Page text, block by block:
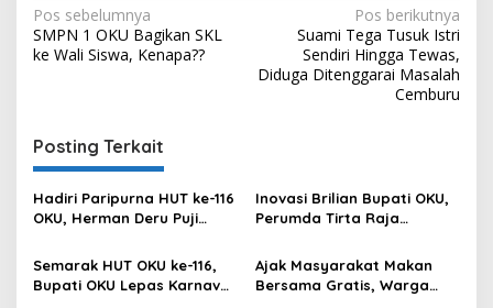
Navigasi
pos
Pos sebelumnya
SMPN 1 OKU Bagikan SKL
ke Wali Siswa, Kenapa??
Pos berikutnya
Suami Tega Tusuk Istri
Sendiri Hingga Tewas,
Diduga Ditenggarai Masalah
Cemburu
Posting Terkait
Hadiri Paripurna HUT ke-116
OKU, Herman Deru Puji
Sekundang
Inovasi Brilian Bupati OKU,
Perumda Tirta Raja
Mobile Water Purifier
Semarak HUT OKU ke-116,
Bupati OKU Lepas Karnaval
Ajak Masyarakat Makan
Bersama Gratis, Warga